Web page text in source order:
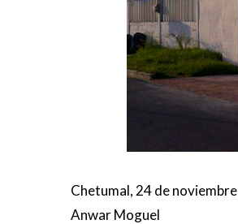
Chetumal, 24 de noviembre
Anwar Moguel